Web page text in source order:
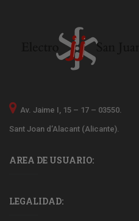
Av. Jaime I, 15 – 17 – 03550.
Sant Joan d’Alacant (Alicante).
AREA DE USUARIO:
LEGALIDAD: